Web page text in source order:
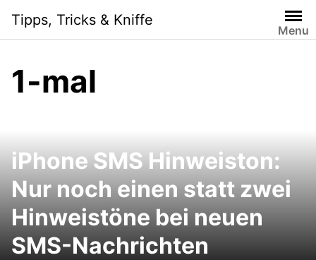
content
Tipps, Tricks & Kniffe
Menu
1-mal
iPhone SMS Hinweiston:
Nur noch einen statt zwei
Hinweistöne bei neuen
SMS-Nachrichten